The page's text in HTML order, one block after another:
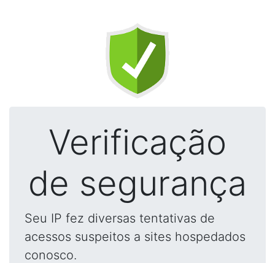
Verificação
de segurança
Seu IP fez diversas tentativas de
acessos suspeitos a sites hospedados
conosco.